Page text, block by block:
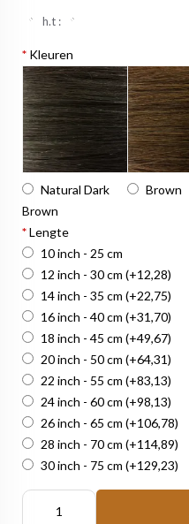
h.t :
* Kleuren
Natural Dark
Brown
Brown
*Lengte
10 inch - 25 cm
12 inch - 30 cm (+12,28)
14 inch - 35 cm (+22,75)
16 inch - 40 cm (+31,70)
18 inch - 45 cm (+49,67)
20 inch - 50 cm (+64,31)
22 inch - 55 cm (+83,13)
24 inch - 60 cm (+98,13)
26 inch - 65 cm (+106,78)
28 inch - 70 cm (+114,89)
30 inch - 75 cm (+129,23)